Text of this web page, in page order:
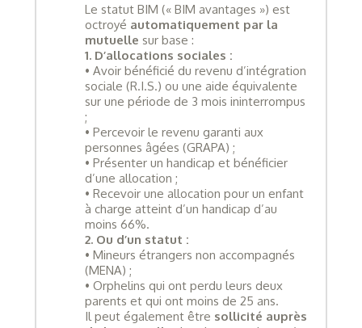
Le statut BIM (« BIM avantages ») est
octroyé automatiquement par la
mutuelle sur base :
1. D’allocations sociales :
• Avoir bénéficié du revenu d’intégration
sociale (R.I.S.) ou une aide équivalente
sur une période de 3 mois ininterrompus
;
• Percevoir le revenu garanti aux
personnes âgées (GRAPA) ;
• Présenter un handicap et bénéficier
d’une allocation ;
• Recevoir une allocation pour un enfant
à charge atteint d’un handicap d’au
moins 66%.
2. Ou d’un statut :
• Mineurs étrangers non accompagnés
(MENA) ;
• Orphelins qui ont perdu leurs deux
parents et qui ont moins de 25 ans.
Il peut également être sollicité auprès